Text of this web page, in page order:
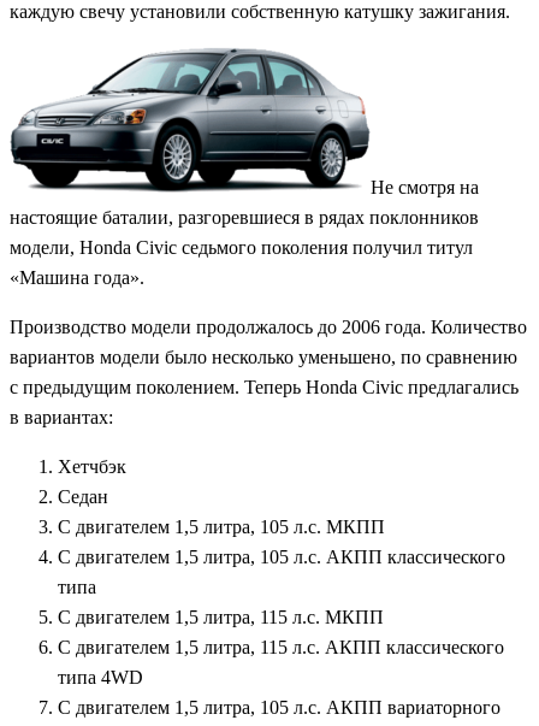
каждую свечу установили собственную катушку зажигания.
Не смотря на
настоящие баталии, разгоревшиеся в рядах поклонников
модели, Honda Civic седьмого поколения получил титул
«Машина года».
Производство модели продолжалось до 2006 года. Количество
вариантов модели было несколько уменьшено, по сравнению
с предыдущим поколением. Теперь Honda Civic предлагались
в вариантах:
Хетчбэк
Седан
С двигателем 1,5 литра, 105 л.с. МКПП
С двигателем 1,5 литра, 105 л.с. АКПП классического
типа
С двигателем 1,5 литра, 115 л.с. МКПП
С двигателем 1,5 литра, 115 л.с. AКПП классического
типа 4WD
С двигателем 1,5 литра, 105 л.с. АКПП вариаторного